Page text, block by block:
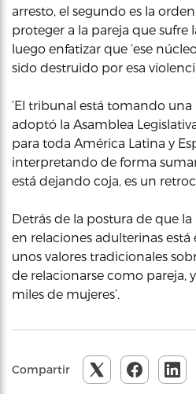
arresto, el segundo es la
proteger a la pareja que sufre
luego enfatizar que ‘ese
sido destruido por esa
‘El tribunal está tomando
adoptó la Asamblea
para toda América Latina y
interpretando de forma
está dejando coja, es un
Detrás de la postura de que
en relaciones adulterinas está
unos valores tradicionales
de relacionarse como pareja,
miles de mujeres’.
Compartir